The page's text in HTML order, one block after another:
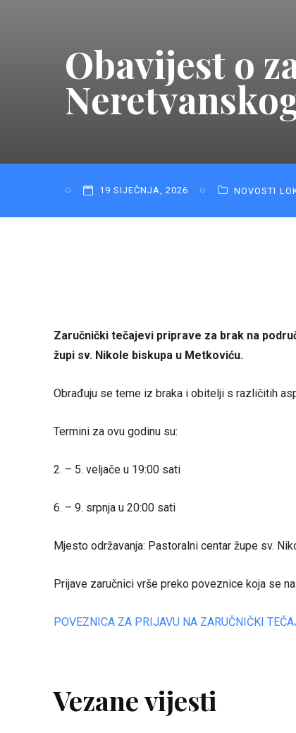
Obavijest o
19 SIJEČNJA, 2026 NOVOSTI
Zaručnički tečajevi priprave za brak na
župi sv. Nikole biskupa u Metkoviću.
Obrađuju se teme iz braka i obitelji s različitih
Termini za ovu godinu su:
2. – 5. veljače u 19:00 sati
6. – 9. srpnja u 20:00 sati
Mjesto održavanja: Pastoralni centar župe sv.
Prijave zaručnici vrše preko poveznice koja se
POVEZNICA ZA PRIJAVU NA ZARUČNIČKI
Vezane vijesti